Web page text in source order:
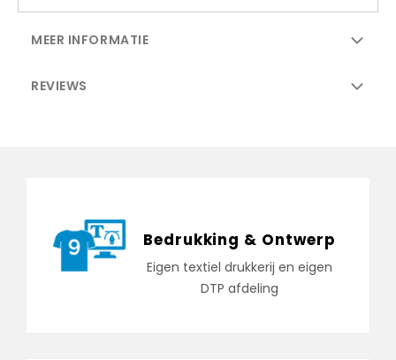
MEER INFORMATIE
REVIEWS
Bedrukking & Ontwerp
Eigen textiel drukkerij en eigen
DTP afdeling